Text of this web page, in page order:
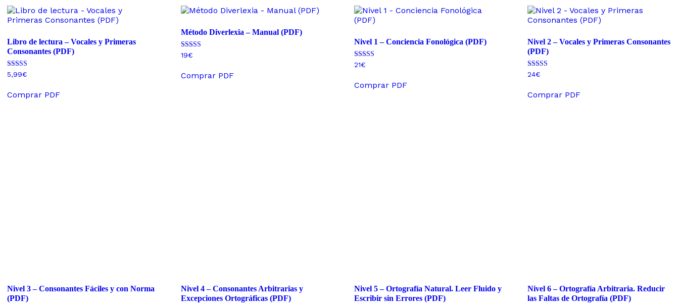
Libro de lectura – Vocales y Primeras
Consonantes (PDF)
Valorado con
4.79
5,99€
Comprar PDF
Método Diverlexia – Manual (PDF)
Valorado con
19€
Comprar PDF
Nivel 1 – Conciencia Fonológica (PDF)
Valorado con
21€
Comprar PDF
Nivel 2 – Vocales y Primeras Consonantes
(PDF)
Valorado con
24€
Comprar PDF
Nivel 3 – Consonantes Fáciles y con Norma
(PDF)
Nivel 4 – Consonantes Arbitrarias y
Excepciones Ortográficas (PDF)
Nivel 5 – Ortografía Natural. Leer Fluido y
Escribir sin Errores (PDF)
Nivel 6 – Ortografía Arbitraria. Reducir
las Faltas de Ortografía (PDF)